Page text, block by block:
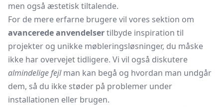
men også æstetisk tiltalende.
For de mere erfarne brugere vil vores sektion om
avancerede anvendelsertilbyde inspiration til
projekter og unikke møbleringsløsninger, du måske
ikke har overvejet tidligere. Vi vil også diskutere
almindelige fejlman kan begå og hvordan man undgår
dem, så du ikke støder på problemer under
installationen eller brugen.